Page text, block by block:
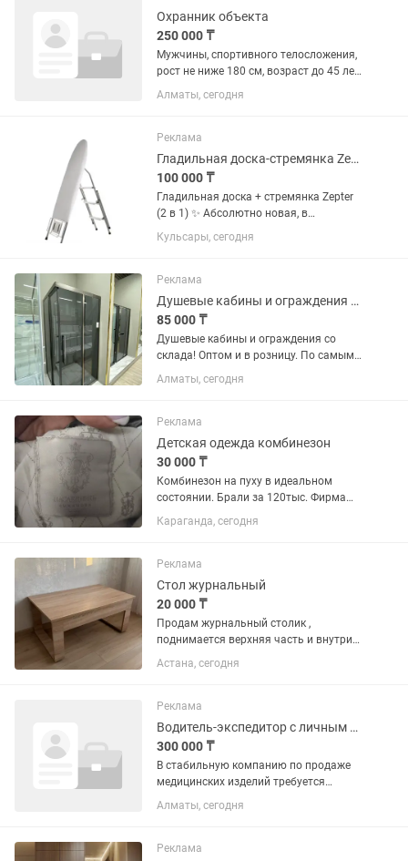
Охранник объекта
250 000 ₸
Мужчины, спортивного телосложения,
рост не ниже 180 см, возраст до 45 лет,
опыт работы в охране, служба в ВС РК,
отсутствие противопоказаний, объект
п. Дилан в...
Алматы, сегодня
Реклама
Гладильная доска-стремянка Zepter 2 в 1 Новая, в упаковке
100 000 ₸
Гладильная доска + стремянка Zepter
(2 в 1) ✨ Абсолютно новая, в
заводской упаковке. Удобная и
практичная модель, которая сочетает
Отлично подойдет для глажки...
Кульсары, сегодня
Реклама
Душевые кабины и ограждения со склада!
85 000 ₸
Душевые кабины и ограждения со
склада! Оптом и в розницу. По самым
низким ценам! Российская Компания
IVA и APPOLO Сборка без применения
Размеры: 80×80, 90×90,...
Алматы, сегодня
Реклама
Детская одежда комбинезон
30 000 ₸
Комбинезон на пуху в идеальном
состоянии. Брали за 120тыс. Фирма
наследник
Караганда, сегодня
Реклама
Стол журнальный
20 000 ₸
Продам журнальный столик ,
поднимается верхняя часть и внутри
можно хранить вещи. Небольшого
размера , очень качественный ,
торг
Астана, сегодня
Реклама
Водитель-экспедитор с личным автомобилем
300 000 ₸
В стабильную компанию по продаже
медицинских изделий требуется
водитель-экспедитор Обязанности: •
Доставка медицинских изделий по г.
товара. • Работа с накладными и...
Алматы, сегодня
Реклама